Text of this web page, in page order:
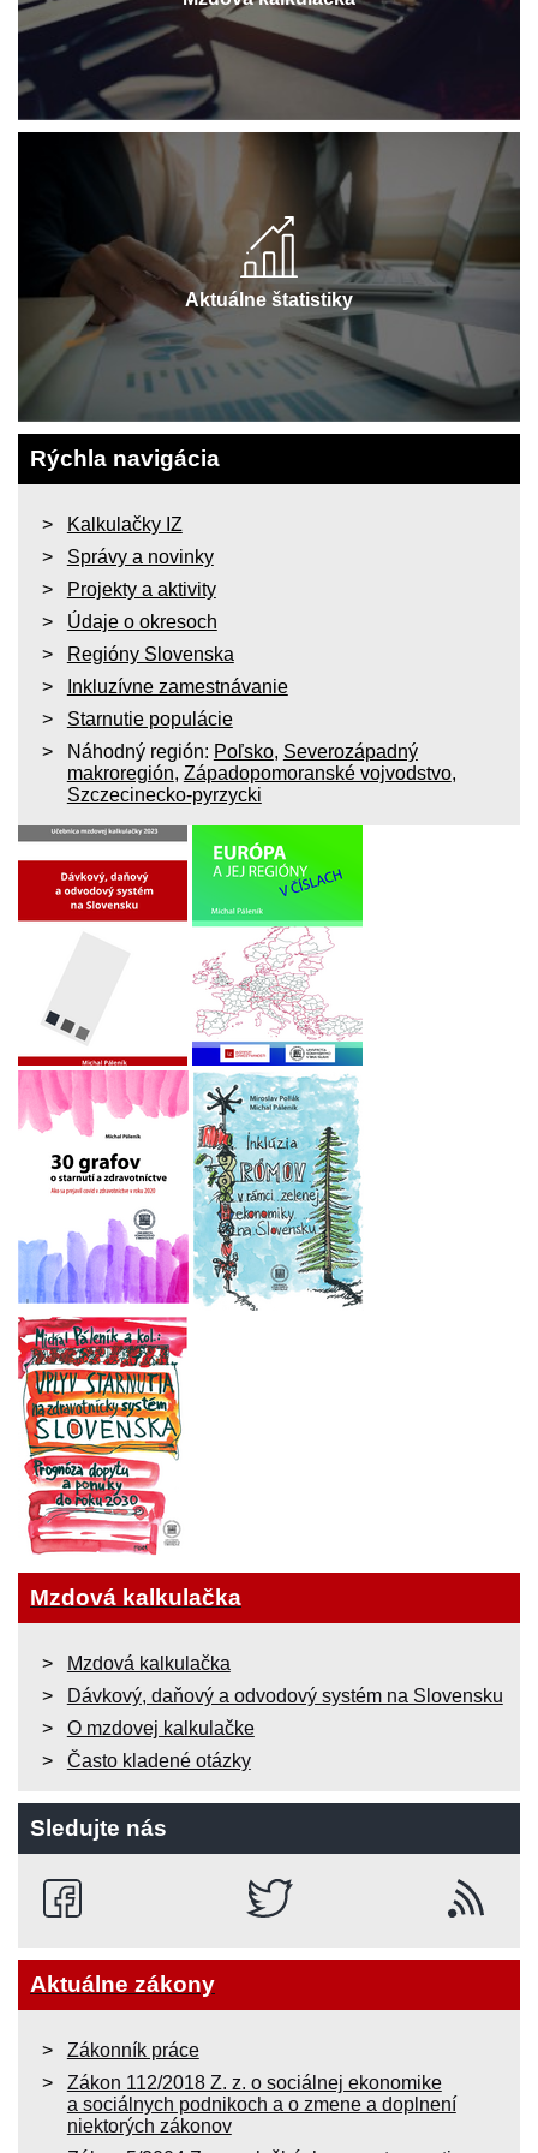
Aktuálne štatistiky
Rýchla navigácia
Kalkulačky IZ
Správy a novinky
Projekty a aktivity
Údaje o okresoch
Regióny Slovenska
Inkluzívne zamestnávanie
Starnutie populácie
Náhodný región: Poľsko, Severozápadný
makroregión, Západopomoranské vojvodstvo,
Szczecinecko-pyrzycki
Mzdová kalkulačka
Mzdová kalkulačka
Dávkový, daňový a odvodový systém na Slovensku
O mzdovej kalkulačke
Často kladené otázky
Sledujte nás
Aktuálne zákony
Zákonník práce
Zákon 112/2018 Z. z. o sociálnej ekonomike
a sociálnych podnikoch a o zmene a doplnení
niektorých zákonov